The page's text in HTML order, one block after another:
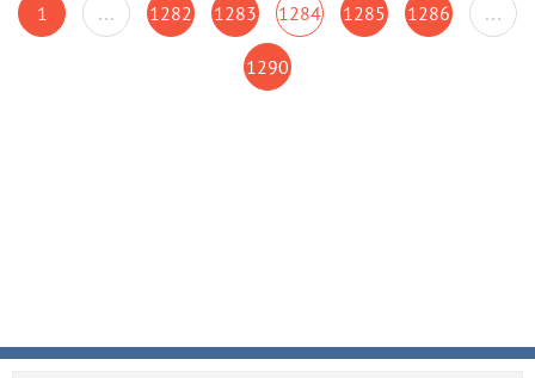
1 … 1282 1283 1284 1285 1286 …
1290